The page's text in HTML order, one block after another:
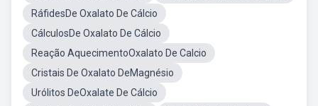
RáfidesDe Oxalato De Cálcio
CálculosDe Oxalato De Cálcio
Reação AquecimentoOxalato De Calcio
Cristais De Oxalato DeMagnésio
Urólitos DeOxalate De Cálcio